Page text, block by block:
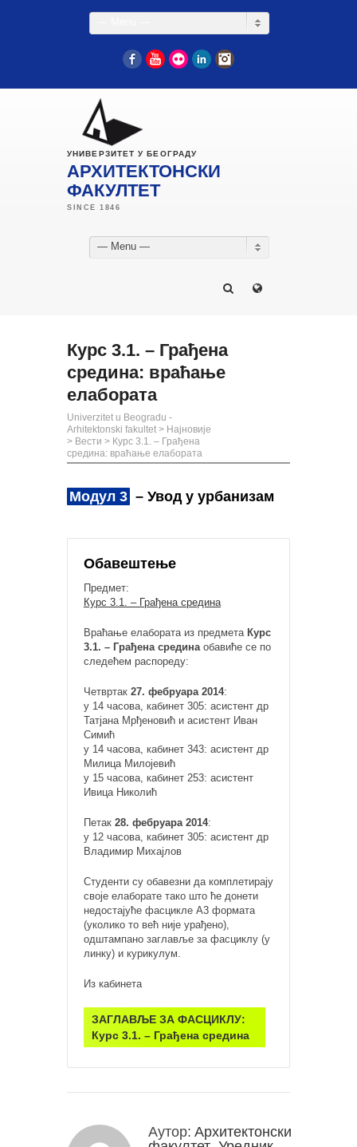
FacebookYouTube
Flickr LinkedIn
УНИВЕРЗИТЕТ У БЕОГРАДУ
АРХИТЕКТОНСКИ
ФАКУЛТЕТ
— Menu —
Курс 3.1. – Грађена
средина: враћање
елабората
Univerzitet u Beogradu -
Arhitektonski fakultet > Најновије
> Вести > Курс 3.1. – Грађена
средина: враћање елабората
Модул 3 – Увод у урбанизам
Обавештење
Предмет:
Курс 3.1. – Грађена средина
Враћање елабората из предмета Курс
3.1. – Грађена средина обавиће се по
следећем распореду:
Четвртак 27. фебруара 2014:
у 14 часова, кабинет 305: асистент др
Татјана Мрђеновић и асистент Иван
Симић
у 14 часова, кабинет 343: асистент др
Милица Милојевић
у 15 часова, кабинет 253: асистент
Ивица Николић
Петак 28. фебруара 2014:
у 12 часова, кабинет 305: асистент др
Владимир Михајлов
Студенти су обавезни да комплетирају
своје елаборате тако што ће донети
недостајуће фасцикле А3 формата
(уколико то већ није урађено),
одштампано заглавље за фасциклу (у
линку) и курикулум.
Из кабинета
ЗАГЛАВЉЕ ЗА ФАСЦИКЛУ:
Курс 3.1. – Грађена средина
Аутор: Архитектонски